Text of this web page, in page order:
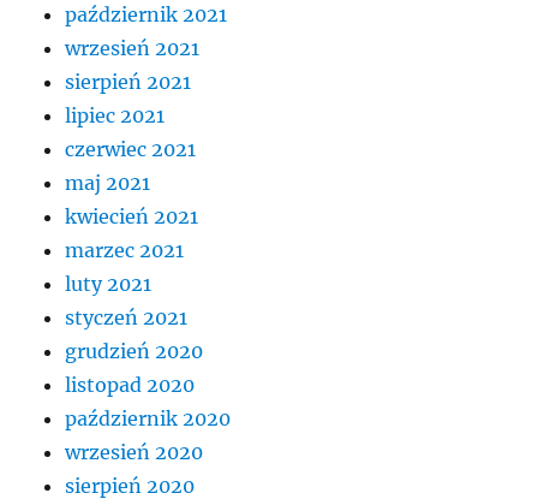
październik 2021
wrzesień 2021
sierpień 2021
lipiec 2021
czerwiec 2021
maj 2021
kwiecień 2021
marzec 2021
luty 2021
styczeń 2021
grudzień 2020
listopad 2020
październik 2020
wrzesień 2020
sierpień 2020